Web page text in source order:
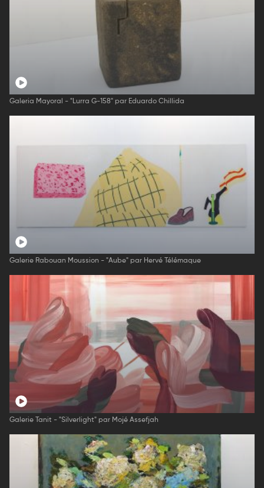
Galeria Mayoral - "Lurra G-158" par Eduardo Chillida
Galerie Rabouan Moussion - "Aube" par Hervé Télémaque
Galerie Tanit - "Silverlight" par Mojé Assefjah